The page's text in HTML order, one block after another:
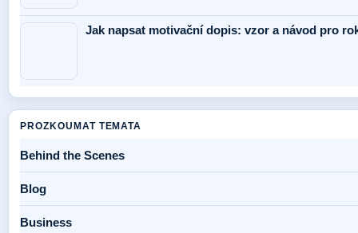
Jak napsat motivační dopis: vzor a návod pro
PROZKOUMAT TEMATA
Behind the Scenes
Blog
Business